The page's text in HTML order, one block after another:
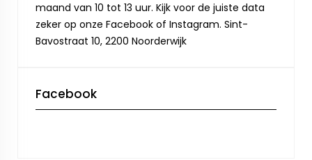
maand van 10 tot 13 uur. Kijk voor de juiste data
zeker op onze Facebook of Instagram. Sint-
Bavostraat 10, 2200 Noorderwijk
Facebook